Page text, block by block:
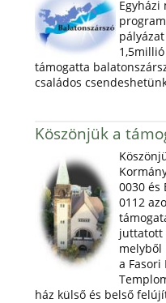
Egyházi
támogatta
családos
Köszönjük a
0030 és
0112
juttatott
melyből
a Fasori
ház külső és belső